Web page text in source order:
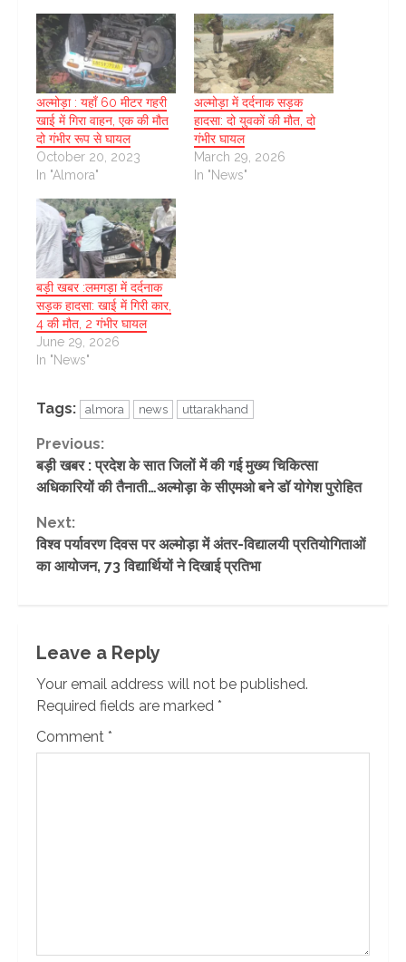
अल्मोड़ा : यहाँ 60 मीटर गहरी
खाई में गिरा वाहन, एक की मौत
दो गंभीर रूप से घायल
October 20, 2023
In "Almora"
अल्मोड़ा में दर्दनाक सड़क
हादसा: दो युवकों की मौत, दो
गंभीर घायल
March 29, 2026
In "News"
बड़ी खबर :लमगड़ा में दर्दनाक
सड़क हादसा: खाई में गिरी कार,
4 की मौत, 2 गंभीर घायल
June 29, 2026
In "News"
Tags: almora news uttarakhand
Continue
Reading
Previous:
बड़ी खबर : प्रदेश के सात जिलों में की गई मुख्य चिकित्सा
अधिकारियों की तैनाती…अल्मोड़ा के सीएमओ बने डॉ योगेश पुरोहित
Next:
विश्व पर्यावरण दिवस पर अल्मोड़ा में अंतर-विद्यालयी प्रतियोगिताओं
का आयोजन, 73 विद्यार्थियों ने दिखाई प्रतिभा
Leave a Reply
Your email address will not be published.
Required fields are marked *
Comment *